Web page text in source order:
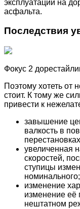
эксплуатации на
асфальта.
Последствия
Фокус 2
Поэтому хотеть от
стоит. К тому же
привести к
завышение
валкость в
увеличенная
скоростей,
ступицы
номинального;
изменение
изменение её
нештатном